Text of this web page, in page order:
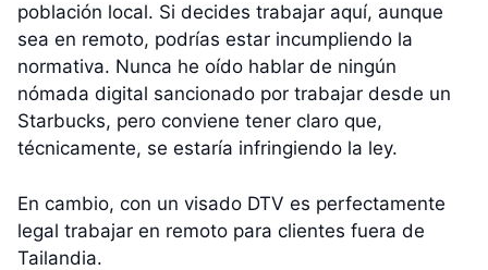
población local. Si decides trabajar aquí, aunque
sea en remoto, podrías estar incumpliendo la
normativa. Nunca he oído hablar de ningún
nómada digital sancionado por trabajar desde un
Starbucks, pero conviene tener claro que,
técnicamente, se estaría infringiendo la ley.
En cambio, con un visado DTV es perfectamente
legal trabajar en remoto para clientes fuera de
Tailandia.